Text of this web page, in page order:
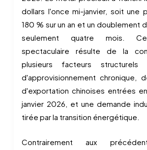
dollars l'once mi-janvier, soit une
180 % sur un an et un doublement
seulement quatre mois.
spectaculaire résulte de la
plusieurs facteurs
d'approvisionnement chronique,
d'exportation chinoises entrées
janvier 2026, et une demande
tirée par la transition énergétique.
Contrairement aux